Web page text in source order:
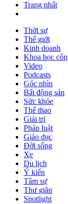
Trang nhất
Thời sự
Thế giới
Kinh doanh
Khoa học
Video
Podcasts
Góc nhìn
Bất động sản
Sức khỏe
Thể thao
Giải trí
Pháp luật
Giáo dục
Đời sống
Xe
Du lịch
Ý kiến
Tâm sự
Thư giãn
Spotlight